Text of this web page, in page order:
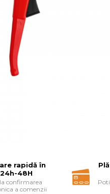
rapidă în
24h-48H
confirmarea
a comenzii